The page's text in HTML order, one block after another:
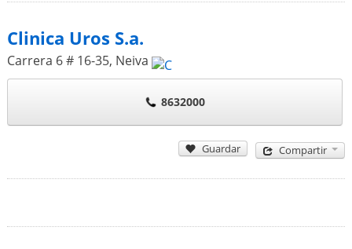
Clinica Uros S.a.
Carrera 6 # 16-35, Neiva
8632000
Guardar Compartir